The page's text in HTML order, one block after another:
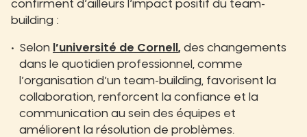
confirment d’ailleurs l’impact positif du team-
building :
Selon l’université de Cornell , des changements
dans le quotidien professionnel, comme
l’organisation d’un team-building, favorisent la
collaboration, renforcent la confiance et la
communication au sein des équipes et
améliorent la résolution de problèmes.